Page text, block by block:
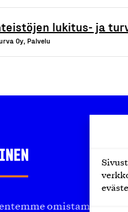
lukitus- ja
Oy, Palvelu
omistama